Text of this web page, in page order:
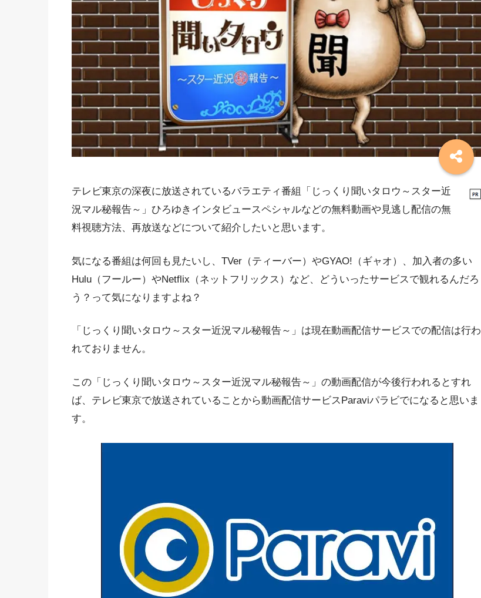
テレビ東京の深夜に放送されているバラエティ番組「じっくり聞いタロウ～スター近
況マル秘報告～」ひろゆきインタビュースペシャルなどの無料動画や見逃し配信の無
料視聴方法、再放送などについて紹介したいと思います。
気になる番組は何回も見たいし、TVer（ティーバー）やGYAO!（ギャオ）、加入者の多い
Hulu（フールー）やNetflix（ネットフリックス）など、どういったサービスで観れるんだろ
う？って気になりますよね？
「じっくり聞いタロウ～スター近況マル秘報告～」は現在動画配信サービスでの配信は行わ
れておりません。
この「じっくり聞いタロウ～スター近況マル秘報告～」の動画配信が今後行われるとすれ
ば、テレビ東京で放送されていることから動画配信サービスParaviパラビでになると思いま
す。